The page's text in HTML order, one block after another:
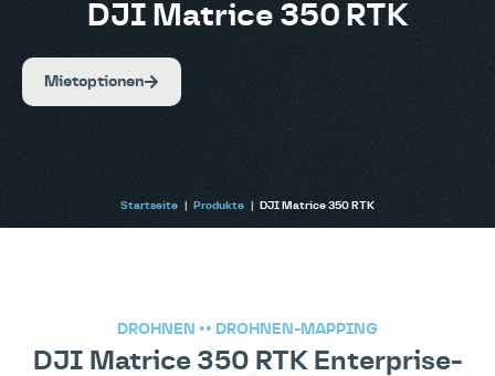
DJI Matrice 350 RTK
Mietoptionen
Startseite Produkte DJI Matrice 350 RTK
DROHNEN •• DROHNEN-MAPPING
DJI Matrice 350 RTK Enterprise-